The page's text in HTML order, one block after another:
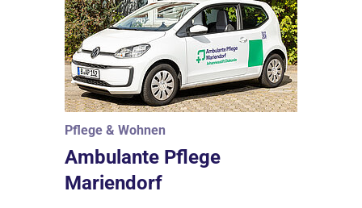
Pflege & Wohnen
Ambulante Pflege
Mariendorf